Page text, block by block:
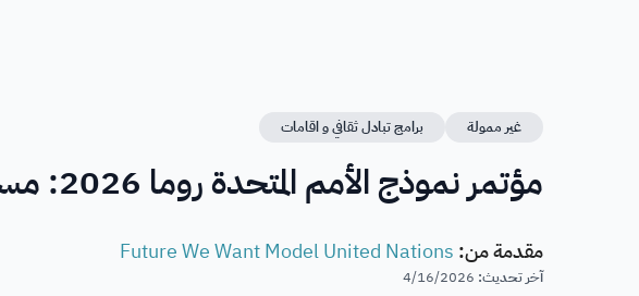
غير ممولة برامج تبادل ثقافي و اقامات
مؤتمر نموذج الأمم المتحدة روما 2026: مستقبلٌ نريده
مقدمة من:
Future We Want Model United Nations
آخر تحديث:
4/16/2026